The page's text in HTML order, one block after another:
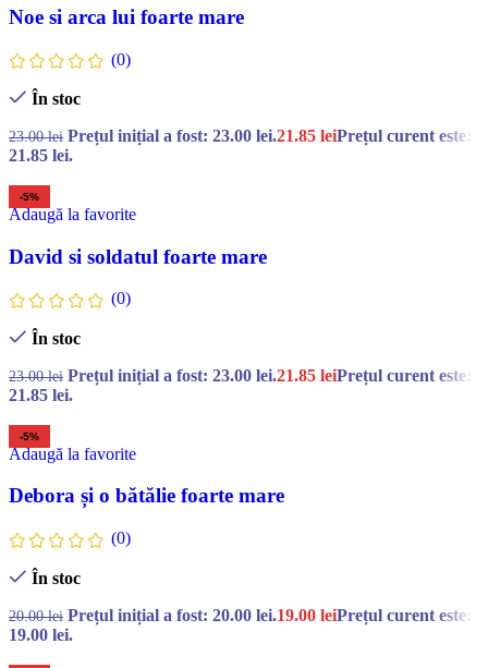
Noe si arca lui foarte mare
(0)
În stoc
23.00lei Prețul inițial a fost: 23.00 lei.21.85 leiPrețul curent este:
21.85 lei.
-5%
Adaugă la favorite
David si soldatul foarte mare
(0)
În stoc
23.00lei Prețul inițial a fost: 23.00 lei.21.85 leiPrețul curent este:
21.85 lei.
-5%
Adaugă la favorite
Debora și o bătălie foarte mare
(0)
În stoc
20.00lei Prețul inițial a fost: 20.00 lei.19.00 leiPrețul curent este:
19.00 lei.